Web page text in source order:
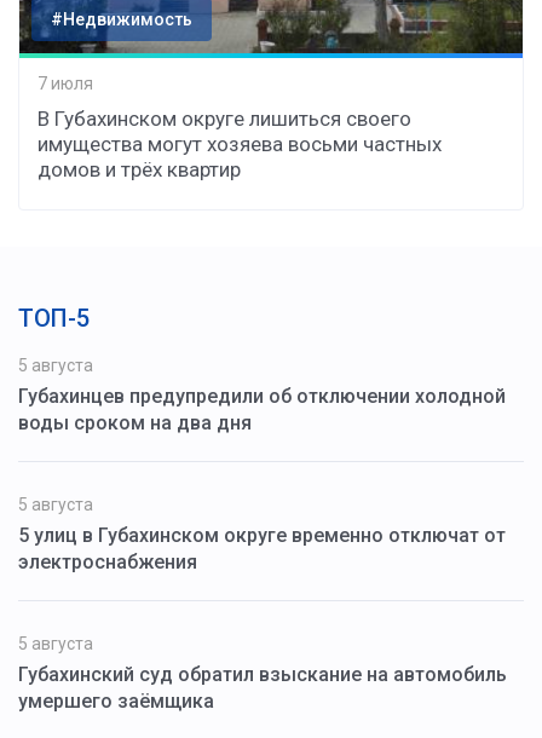
#Недвижимость
7 июля
В Губахинском округе лишиться своего
имущества могут хозяева восьми частных
домов и трёх квартир
ТОП-5
5 августа
Губахинцев предупредили об отключении холодной
воды сроком на два дня
5 августа
5 улиц в Губахинском округе временно отключат от
электроснабжения
5 августа
Губахинский суд обратил взыскание на автомобиль
умершего заёмщика